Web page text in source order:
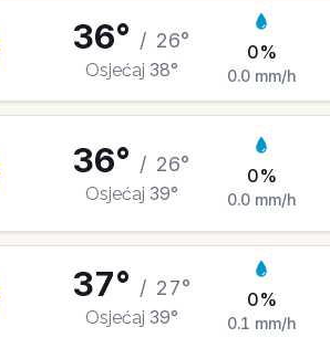
36° / 26°
Osjećaj 38°
0%
0.0mm/h
36° / 26°
Osjećaj 39°
0%
0.0mm/h
37° / 27°
Osjećaj 39°
0%
0.1 mm/h